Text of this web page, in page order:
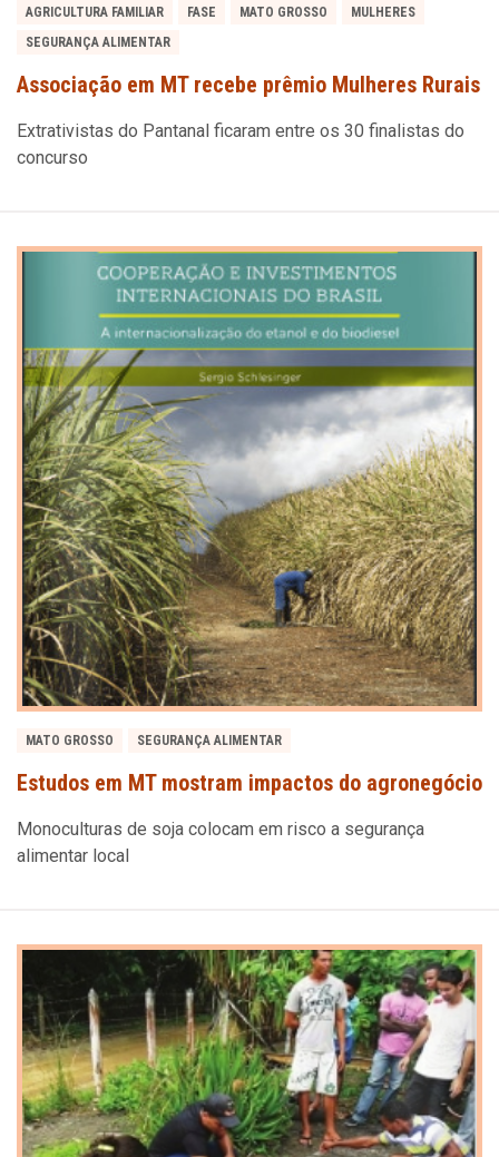
AGRICULTURA FAMILIAR FASE MATO GROSSO
MULHERES
SEGURANÇA ALIMENTAR
Associação em MT recebe prêmio Mulheres Rurais
Extrativistas do Pantanal ficaram entre os 30 finalistas do
concurso
MATO GROSSO SEGURANÇA ALIMENTAR
Estudos em MT mostram impactos do agronegócio
Monoculturas de soja colocam em risco a segurança
alimentar local